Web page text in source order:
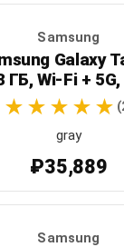
Samsung
Galaxy
ГБ, Wi‑Fi +
gray
₽35,889
Samsung